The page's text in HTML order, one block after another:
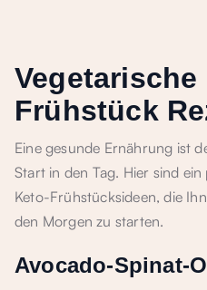
Vegetarische
Frühstück
Eine gesunde Ernährung ist
Start in den Tag. Hier sind
Keto-Frühstücksideen, die
den Morgen zu starten.
Avocado-Spinat-